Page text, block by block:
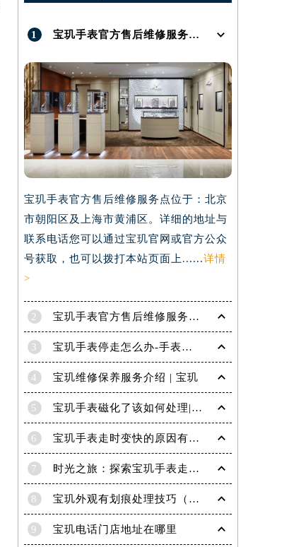
1 宝玑手表官方售后维修服务点地址在哪呢？
宝玑手表官方售后维修服务点位于：北京
市朝阳区及上海市黄浦区。详细的地址与
联系电话您可以通过宝玑官网或官方公众
号获取，也可以拨打本站页面上......详情
>
2 宝玑手表官方售后维修服务点电话是多少？
3 宝玑手表停走怎么办-手表停走的解决方法
4 宝玑维修保养服务介绍 | 宝玑
5 宝玑手表磁化了该如何处理|宝玑技师为您讲解
6 宝玑手表走时变快的原因有哪些？
7 时光之旅：探索宝玑手表走时的秘密
8 宝玑外观有划痕处理技巧（轻松修复爱表的实用方法）
9 宝玑电话门店地址在哪里